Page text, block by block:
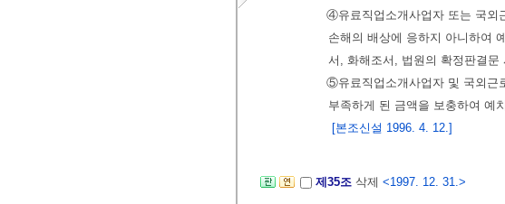
④유료직업소개사업자 또는 국외
손해의 배상에 응하지 아니하여
서, 화해조서, 법원의 확정판결문
⑤유료직업소개사업자 및 국외근
부족하게 된 금액을 보충하여 예
[본조신설 1996. 4. 12.]
제35조 삭제 <1997. 12. 31.>